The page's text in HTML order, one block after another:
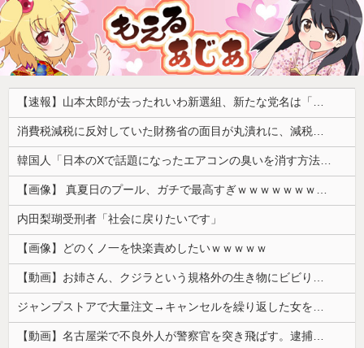
【速報】山本太郎が去ったれいわ新選組、新たな党名は「いのちの党」 略称「いのち」
消費税減税に反対していた財務省の面目が丸潰れに、減税が決まった途端に市場が動き出したが……
韓国人「日本のXで話題になったエアコンの臭いを消す方法をご覧ください」→「これマジ？」
【画像】 真夏日のプール、ガチで最高すぎｗｗｗｗｗｗｗｗｗｗ
内田梨瑚受刑者「社会に戻りたいです」
【画像】どのくノ一を快楽責めしたいｗｗｗｗｗ
【動画】お姉さん、クジラという規格外の生き物にビビりまくる 【Pickup05164712】
ジャンプストアで大量注文→キャンセルを繰り返した女を逮捕 「注文で欲求が満たされた」総額43億円
【動画】名古屋栄で不良外人が警察官を突き飛ばす。逮捕しろやｗｗｗ